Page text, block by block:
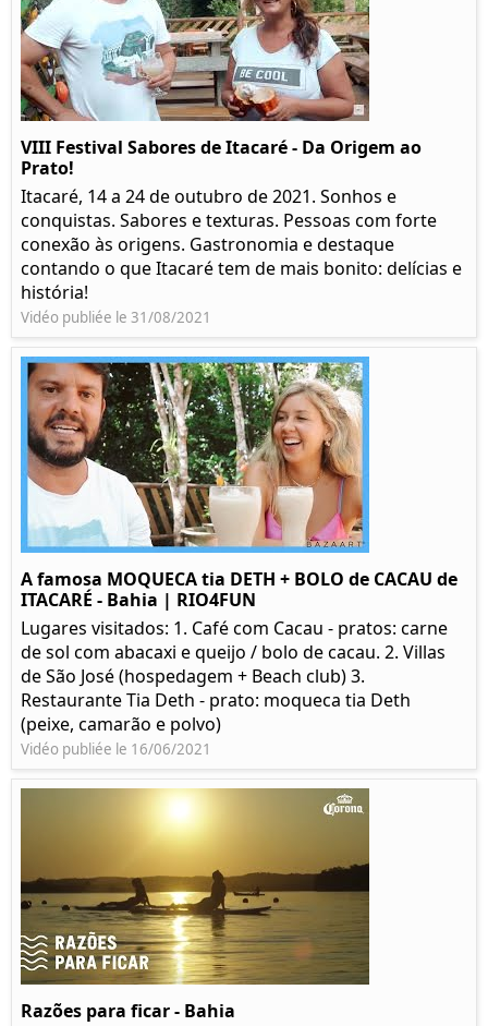
VIII Festival Sabores de Itacaré - Da Origem ao
Prato!
Itacaré, 14 a 24 de outubro de 2021. Sonhos e
conquistas. Sabores e texturas. Pessoas com forte
conexão às origens. Gastronomia e destaque
contando o que Itacaré tem de mais bonito: delícias e
história!
Vidéo publiée le 31/08/2021
A famosa MOQUECA tia DETH + BOLO de CACAU de
ITACARÉ - Bahia | RIO4FUN
Lugares visitados: 1. Café com Cacau - pratos: carne
de sol com abacaxi e queijo / bolo de cacau. 2. Villas
de São José (hospedagem + Beach club) 3.
Restaurante Tia Deth - prato: moqueca tia Deth
(peixe, camarão e polvo)
Vidéo publiée le 16/06/2021
Razões para ficar - Bahia